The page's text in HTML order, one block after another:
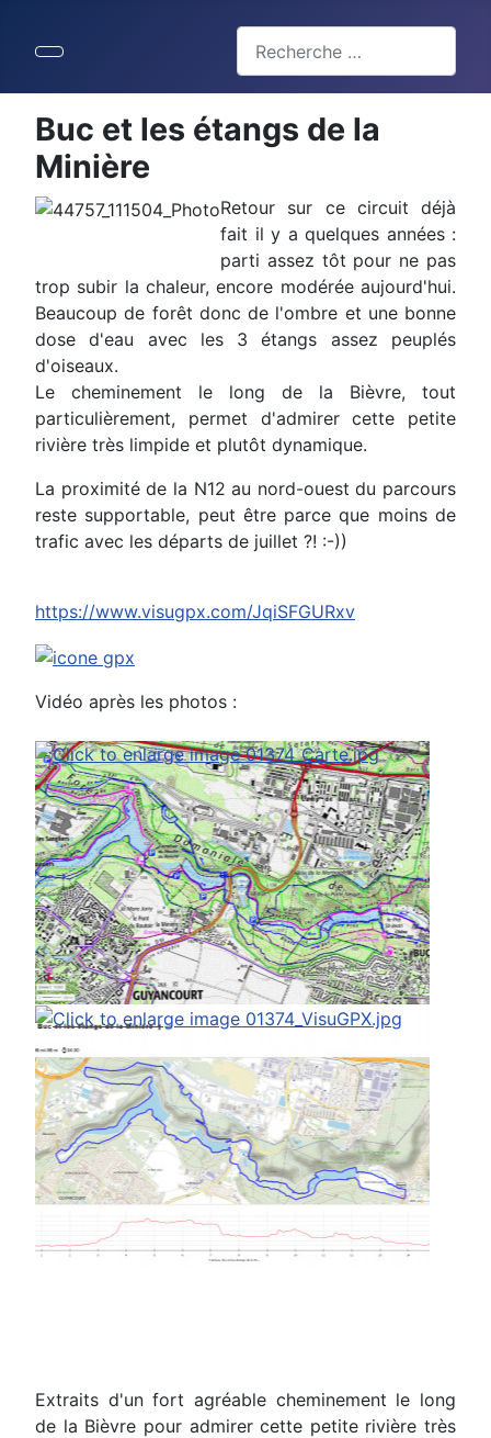
Type 2 or more characters for
Buc et les étangs de la
Minière
Retour sur ce circuit déjà
fait il y a quelques années :
parti assez tôt pour ne pas
trop subir la chaleur, encore modérée aujourd'hui.
Beaucoup de forêt donc de l'ombre et une bonne
dose d'eau avec les 3 étangs assez peuplés
d'oiseaux.
Le cheminement le long de la Bièvre, tout
particulièrement, permet d'admirer cette petite
rivière très limpide et plutôt dynamique.
La proximité de la N12 au nord-ouest du parcours
reste supportable, peut être parce que moins de
trafic avec les départs de juillet ?! :-))
https://www.visugpx.com/JqiSFGURxv
Vidéo après les photos :
Extraits d'un fort agréable cheminement le long
de la Bièvre pour admirer cette petite rivière très